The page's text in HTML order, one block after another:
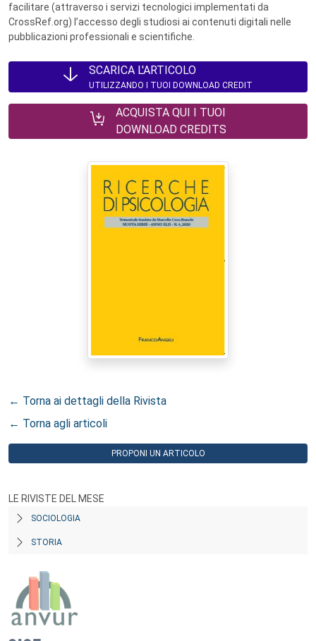
facilitare (attraverso i servizi tecnologici implementati da
CrossRef.org) l’accesso degli studiosi ai contenuti digitali nelle
pubblicazioni professionali e scientifiche.
SCARICA L'ARTICOLO
UTILIZZANDO I TUOI DOWNLOAD CREDIT
ACQUISTA QUI I TUOI
DOWNLOAD CREDITS
← Torna ai dettagli della Rivista
← Torna agli articoli
PROPONI UN ARTICOLO
LE RIVISTE DEL MESE
SOCIOLOGIA
STORIA